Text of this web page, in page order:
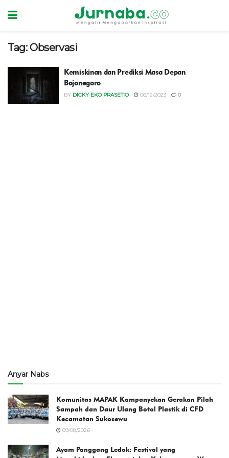
Tag:Observasi
Kemiskinan dan Prediksi Masa Depan
Bojonegoro
BY DICKY EKO PRASETIO 06/12/2023 0
Anyar Nabs
Komunitas MAPAK Kampanyekan Gerakan Pilah
Sampah dan Daur Ulang Botol Plastik di CFD
Kecamatan Sukosewu
09/08/2026
Ayam Panggang Ledok: Festival yang